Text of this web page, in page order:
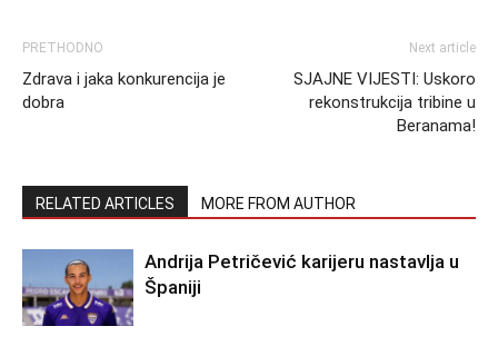
PRETHODNO
Zdrava i jaka konkurencija je
dobra
Next article
SJAJNE VIJESTI: Uskoro
rekonstrukcija tribine u
Beranama!
RELATED ARTICLES MORE FROM AUTHOR
Andrija Petričević karijeru nastavlja u
Španiji